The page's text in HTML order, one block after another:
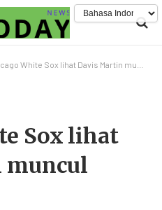
White Sox lihat Davis Martin muncul sebagai ace
Sox lihat
muncul